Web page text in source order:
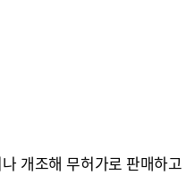
개조해 무허가로 판매하